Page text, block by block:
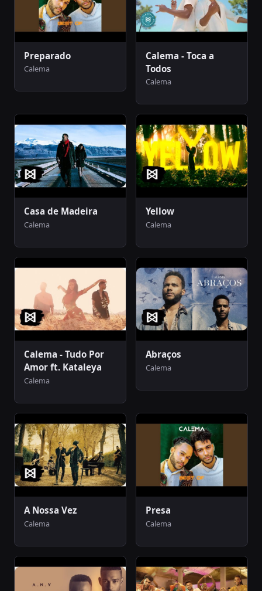
Preparado
Calema
Calema - Toca a
Todos
Calema
Casa de Madeira
Calema
Yellow
Calema
Calema - Tudo Por
Amor ft. Kataleya
Calema
Abraços
Calema
A Nossa Vez
Calema
Presa
Calema